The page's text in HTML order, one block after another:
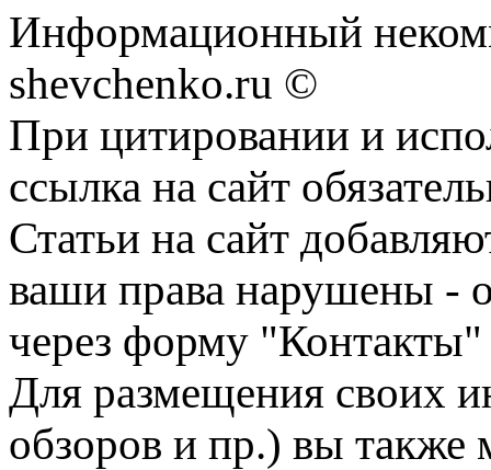
Информационный
shevchenko.ru ©
При цитировании и
ссылка на сайт
Статьи на сайт
ваши права нарушены -
через форму "Контакты"
Для размещения своих
обзоров и пр.) вы также